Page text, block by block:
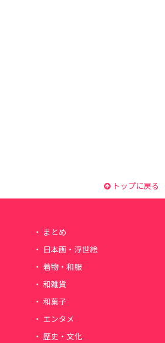
トップに戻る
まとめ
日本画・浮世絵
着物・和服
和雑貨
和菓子
エンタメ
歴史・文化